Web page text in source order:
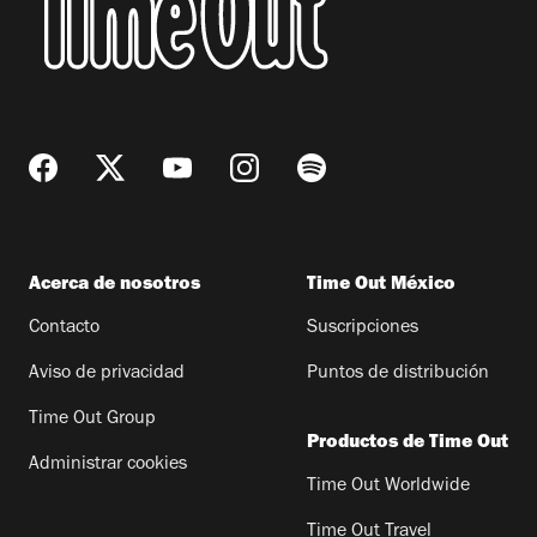
Acerca de nosotros
Contacto
Aviso de privacidad
Time Out Group
Administrar cookies
Time Out México
Suscripciones
Puntos de distribución
Productos de Time Out
Time Out Worldwide
Time Out Travel